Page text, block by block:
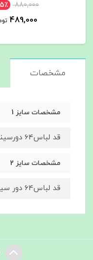
880,000 45٪
489,000 تومان
مشخصات
مشخصات سایز 1
قد لباس64 دورسینه110 قد شلوار95 دورران60
مشخصات سایز 2
قد لباس64 دور سینه 112 قد شلوار110 دورران68